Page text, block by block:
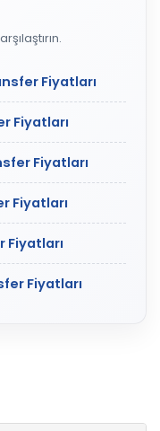
Fiyatları
Fiyatları
Fiyatları
Fiyatları
Fiyatları
Fiyatları